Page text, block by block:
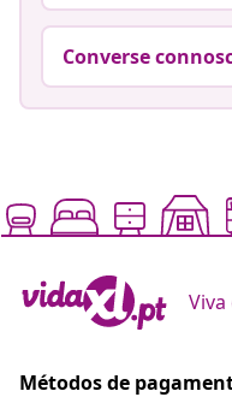
Converse
Métodos de